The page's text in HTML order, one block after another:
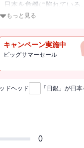
本を危機に陥れてい
減少と高齢化が進み、
もっと見る
キャンペーン実施中
ビッグサマーセール
ドヘッド 「日銀」が日
0